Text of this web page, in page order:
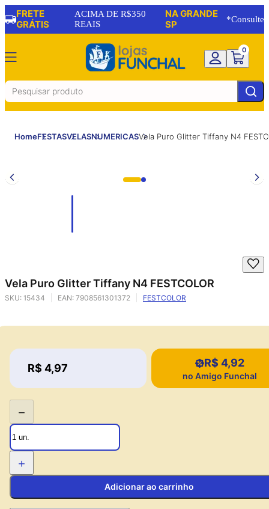
FRETE
GRÁTIS
ACIMA DE R$350
REAIS
NA GRANDE
SP
*Consulte
0
HomeFESTASVELASNUMERICASVela Puro Glitter Tiffany N4
Vela Puro Glitter Tiffany N4 FESTCOLOR
SKU: 15434 EAN: 7908561301372 FESTCOLOR
Price:
R$ 4,97 Price:
R$ 4,92
no Amigo Funchal
−
+
Adicionar ao carrinho